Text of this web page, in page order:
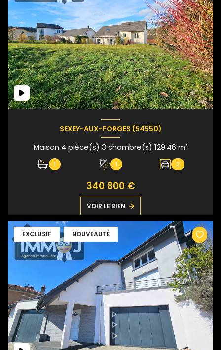
SEXEY-AUX-FORGES (54550)
Maison 4 pièce(s) 3 chambre(s) 129.46 m²
1 1 2
340 800 €
VOIR LE BIEN
EXCLUSIF NOUVEAUTÉ